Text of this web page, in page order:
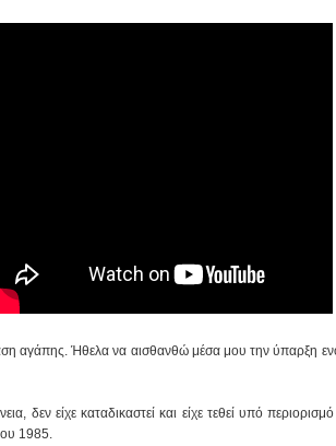
αγάπης. Ήθελα να αισθανθώ μέσα μου την ύπαρξη
δεν είχε καταδικαστεί και είχε τεθεί υπό
1985.